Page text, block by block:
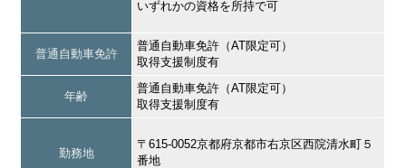
いずれかの資格を所持で可
普通自動車免許
普通自動車免許（AT限定可）
取得支援制度有
年齢
普通自動車免許（AT限定可）
取得支援制度有
勤務地
〒615-0052京都府京都市右京区西院清水町５
番地